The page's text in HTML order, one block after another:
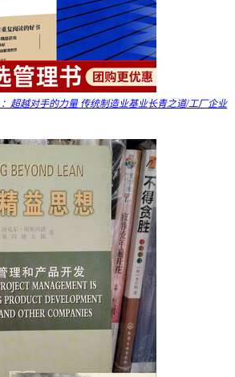
超越对手的力量 传统制造业基业长青之道/工厂企业